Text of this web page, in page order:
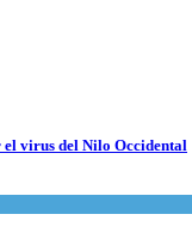
virus del Nilo Occidental